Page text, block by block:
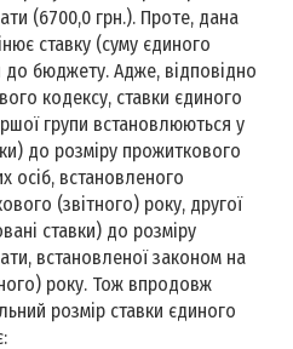
(6700,0 грн.). Проте, дана
ставку (суму єдиного
до бюджету. Адже, відповідно
кодексу, ставки єдиного
групи встановлюються у
до розміру прожиткового
осіб, встановленого
(звітного) року, другої
ставки) до розміру
встановленої законом на
року. Тож впродовж
розмір ставки єдиного